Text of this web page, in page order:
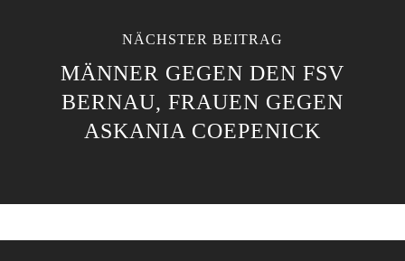
NÄCHSTER BEITRAG
MÄNNER GEGEN DEN FSV
BERNAU, FRAUEN GEGEN
ASKANIA COEPENICK